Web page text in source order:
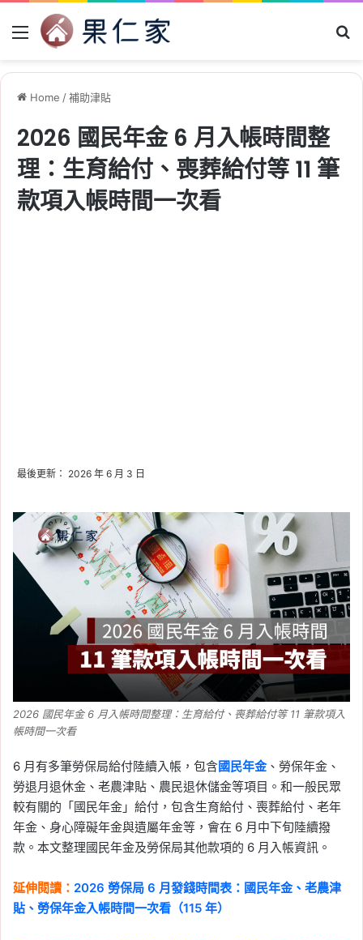
Menu
Home /補助津貼
2026 國民年金 6 月入帳時間整
理：生育給付、喪葬給付等 11 筆
款項入帳時間一次看
最後更新： 2026 年 6 月 3 日
2026 國民年金 6 月入帳時間整理：生育給付、喪葬給付等 11 筆款項入
帳時間一次看
6 月有多筆勞保局給付陸續入帳，包含國民年金、勞保年金、
勞退月退休金、老農津貼、農民退休儲金等項目。和一般民眾
較有關的「國民年金」給付，包含生育給付、喪葬給付、老年
年金、身心障礙年金與遺屬年金等，會在 6 月中下旬陸續撥
款。本文整理國民年金及勞保局其他款項的 6 月入帳資訊。
延伸閱讀： 2026 勞保局 6 月發錢時間表：國民年金、老農津
貼、勞保年金入帳時間一次看（115 年）